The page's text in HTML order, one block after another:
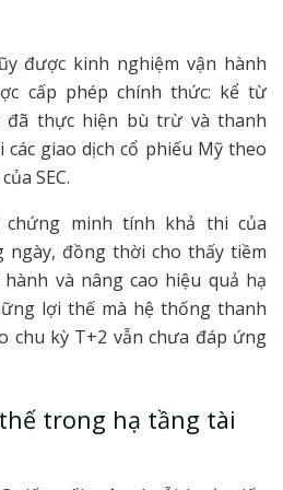
được kinh nghiệm vận hành
cấp phép chính thức: kể từ
đã thực hiện bù trừ và thanh
giao dịch cổ phiếu Mỹ theo
SEC.
minh tính khả thi của
đồng thời cho thấy tiềm
và nâng cao hiệu quả hạ
lợi thế mà hệ thống thanh
chu kỳ T+2 vẫn chưa đáp ứng
trong hạ tầng tài